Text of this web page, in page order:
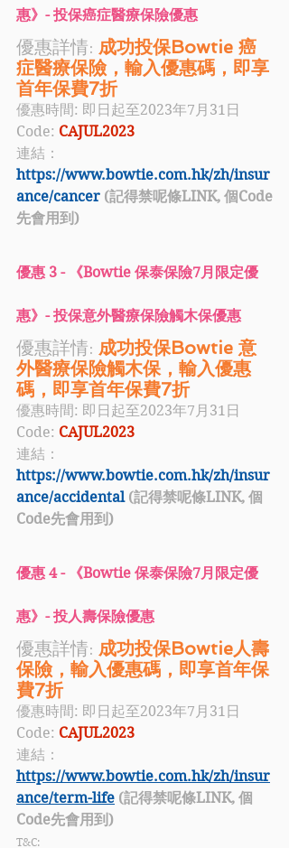
惠》- 投保癌症醫療保險優惠
優惠詳情: 成功投保Bowtie 癌
症醫療保險，輸入優惠碼，即享
首年保費7折
優惠時間: 即日起至2023年7月31日
Code: CAJUL2023
連結：
https://www.bowtie.com.hk/zh/insur
ance/cancer (記得禁呢條LINK, 個Code
先會用到)
優惠 3 - 《Bowtie 保泰保險7月限定優
惠》- 投保意外醫療保險觸木保優惠
優惠詳情: 成功投保Bowtie 意
外醫療保險觸木保，輸入優惠
碼，即享首年保費7折
優惠時間: 即日起至2023年7月31日
Code: CAJUL2023
連結：
https://www.bowtie.com.hk/zh/insur
ance/accidental (記得禁呢條LINK, 個
Code先會用到)
優惠 4 - 《Bowtie 保泰保險7月限定優
惠》- 投人壽保險優惠
優惠詳情: 成功投保Bowtie人壽
保險，輸入優惠碼，即享首年保
費7折
優惠時間: 即日起至2023年7月31日
Code: CAJUL2023
連結：
https://www.bowtie.com.hk/zh/insur
ance/term-life (記得禁呢條LINK, 個
Code先會用到)
T&C: